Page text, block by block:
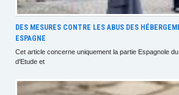
DES MESURES CONTRE LES ABUS DES
ESPAGNE
Cet article concerne uniquement la partie Espagnole
d'Etude et